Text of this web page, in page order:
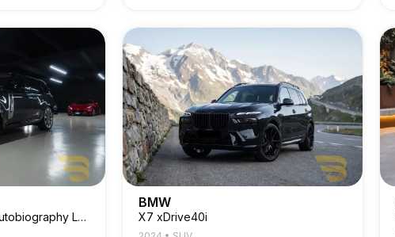
Range Rover Vogue Autobiography Long P530
BMW
X7 xDrive40i